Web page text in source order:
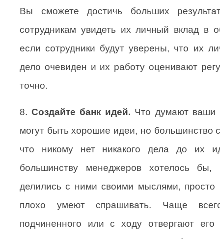
Вы сможете достичь больших
сотрудникам увидеть их личный вклад в
если сотрудники будут уверены, что их
дело очевиден и их работу оценивают
точно.
8.Создайте банк идей. Что думают ваши
могут быть хорошие идеи, но большинство
что никому нет никакого дела до их
большинству менеджеров хотелось бы,
делились с ними своими мыслями, просто
плохо умеют спрашивать. Чаще
подчиненного или с ходу отвергают его